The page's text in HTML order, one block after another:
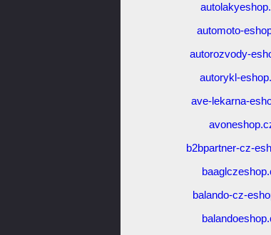
automoto-
autorozvody-
autorykl-
ave-lekarna-
b2bpartner-cz-
balando-cz-